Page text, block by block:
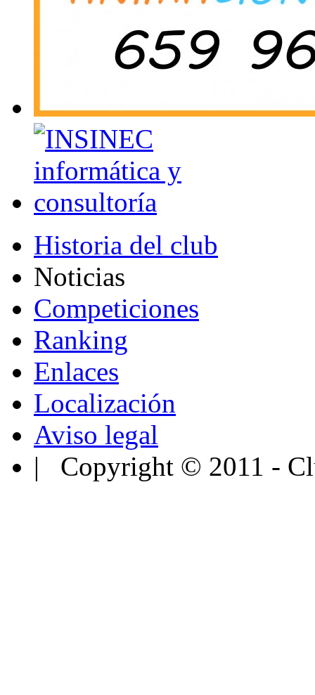
Historia del club
Noticias
Competiciones
Ranking
Enlaces
Localización
Aviso legal
| Copyright © 2011 -